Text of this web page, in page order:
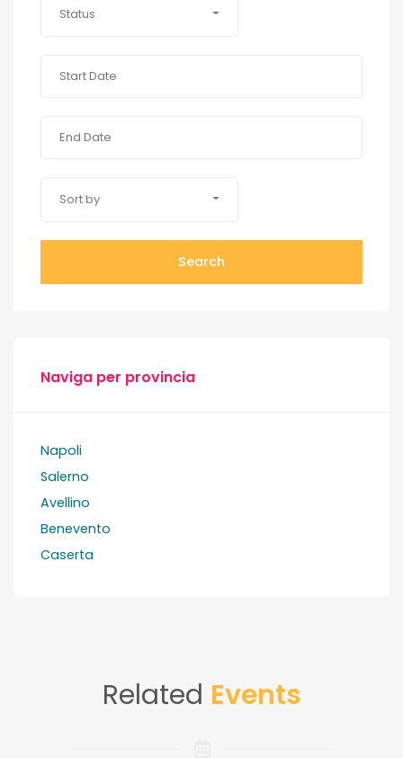
Status
Sort by
Search
Naviga per provincia
Napoli
Salerno
Avellino
Benevento
Caserta
Related Events